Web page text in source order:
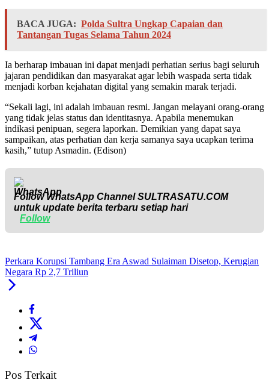
BACA JUGA: Polda Sultra Ungkap Capaian dan
Tantangan Tugas Selama Tahun 2024
Ia berharap imbauan ini dapat menjadi perhatian serius bagi seluruh
jajaran pendidikan dan masyarakat agar lebih waspada serta tidak
menjadi korban kejahatan digital yang semakin marak terjadi.
“Sekali lagi, ini adalah imbauan resmi. Jangan melayani orang-orang
yang tidak jelas status dan identitasnya. Apabila menemukan
indikasi penipuan, segera laporkan. Demikian yang dapat saya
sampaikan, atas perhatian dan kerja samanya saya ucapkan terima
kasih,” tutup Asmadin. (Edison)
Follow WhatsApp ChannelSULTRASATU.COM
untuk update berita terbaru setiap hari
Follow
Perkara Korupsi Tambang Era Aswad Sulaiman Disetop, Kerugian
Negara Rp 2,7 Triliun
Pos Terkait